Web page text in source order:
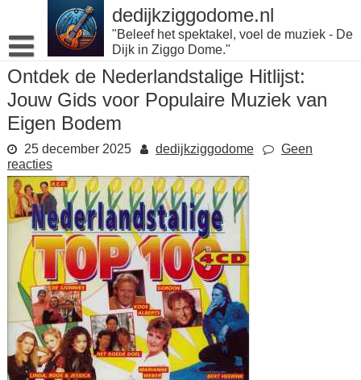
inhoud
gaan
dedijkziggodome.nl
"Beleef het spektakel, voel de muziek - De
Dijk in Ziggo Dome."
Ontdek de Nederlandstalige Hitlijst:
Jouw Gids voor Populaire Muziek van
Eigen Bodem
25 december 2025 dedijkziggodome
Geen
reacties